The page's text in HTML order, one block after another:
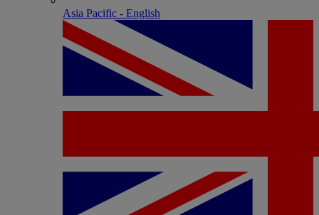
Asia Pacific - English